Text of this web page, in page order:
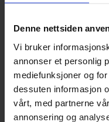
Denne nettsiden
Vi bruker
annonser et personlig
mediefunksjoner og
dessuten informasjon
vårt, med partnerne
annonsering og
gjennomført auksjon,
Objekter som har
lånefinansieres.
Detaljer